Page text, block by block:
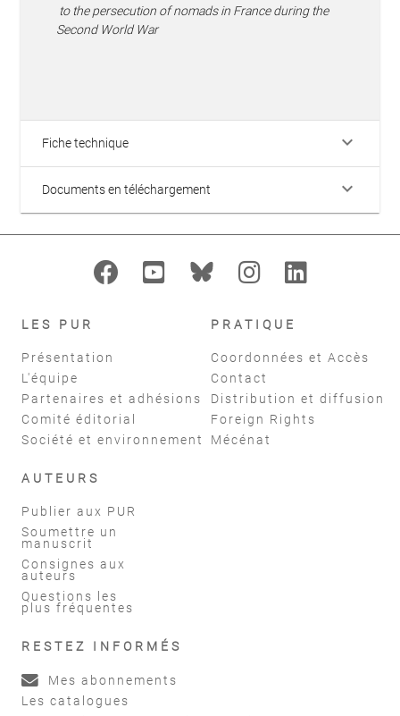
to the persecution of nomads in France during the
Second World War
Fiche technique keyboard_arrow_down
Documents en téléchargement keyboard_arrow_down
LES PUR
Présentation
L'équipe
Partenaires et adhésions
Comité éditorial
Société et environnement
PRATIQUE
Coordonnées et Accès
Contact
Distribution et diffusion
Foreign Rights
Mécénat
AUTEURS
Publier aux PUR
Soumettre un
manuscrit
Consignes aux
auteurs
Questions les
plus fréquentes
RESTEZ INFORMÉS
Mes abonnements
Les catalogues